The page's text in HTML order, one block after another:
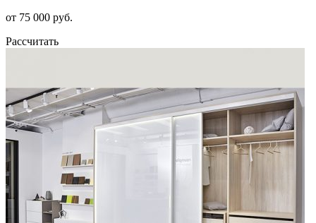
от 75 000 руб.
Рассчитать